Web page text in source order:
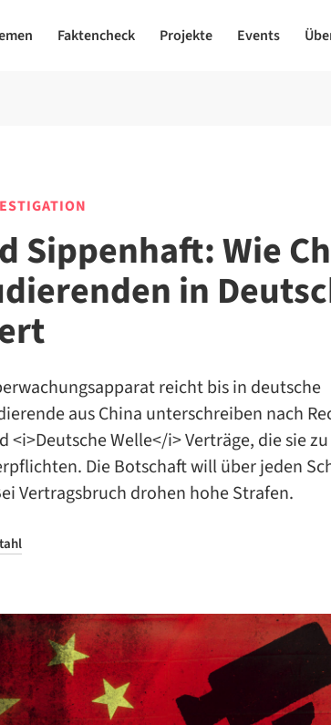
Faktencheck Projekte Events
Sippenhaft: Wie
in
reicht bis in deutsche
aus China unterschreiben nach
<i>Deutsche Welle</i> Verträge, die sie
Die Botschaft will über jeden
Vertragsbruch drohen hohe Strafen.